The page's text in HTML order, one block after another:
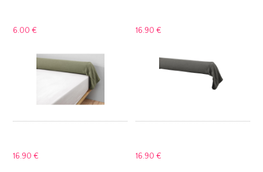
6.00 € 16.90 €
16.90 € 16.90 €